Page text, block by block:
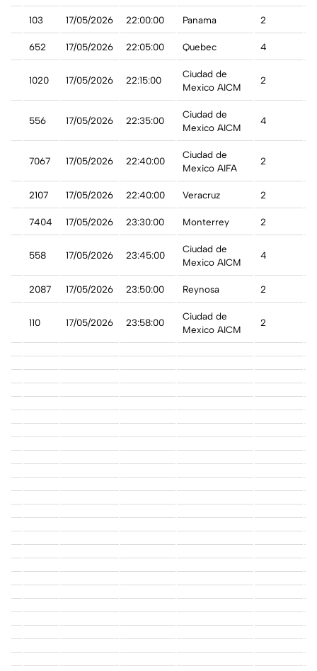
103 17/05/2026 22:00:00 Panama 2
652 17/05/2026 22:05:00 Quebec 4
1020 17/05/2026 22:15:00
Ciudad de
Mexico AICM
2
556 17/05/2026 22:35:00
Ciudad de
Mexico AICM
4
7067 17/05/2026 22:40:00
Ciudad de
Mexico AIFA
2
2107 17/05/2026 22:40:00 Veracruz 2
7404 17/05/2026 23:30:00 Monterrey 2
558 17/05/2026 23:45:00
Ciudad de
Mexico AICM
4
2087 17/05/2026 23:50:00 Reynosa 2
110 17/05/2026 23:58:00
Ciudad de
Mexico AICM
2